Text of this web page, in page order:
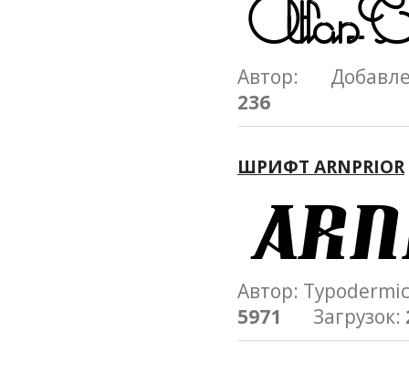
Автор:
236
ШРИФТ ARNPRIOR
Автор:
5971 Загрузок: